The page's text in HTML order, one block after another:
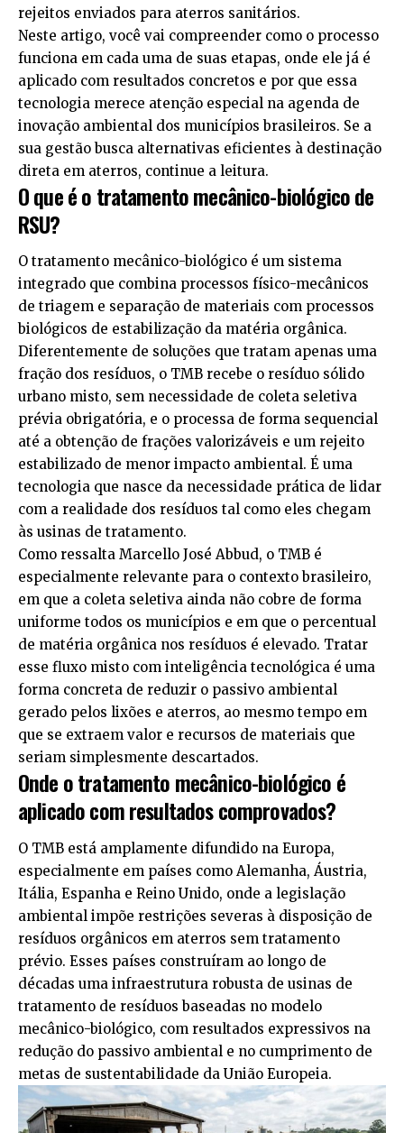
rejeitos enviados para aterros sanitários.
Neste artigo, você vai compreender como o processo
funciona em cada uma de suas etapas, onde ele já é
aplicado com resultados concretos e por que essa
tecnologia merece atenção especial na agenda de
inovação ambiental dos municípios brasileiros. Se a
sua gestão busca alternativas eficientes à destinação
direta em aterros, continue a leitura.
O que é o tratamento mecânico-biológico de
RSU?
O tratamento mecânico-biológico é um sistema
integrado que combina processos físico-mecânicos
de triagem e separação de materiais com processos
biológicos de estabilização da matéria orgânica.
Diferentemente de soluções que tratam apenas uma
fração dos resíduos, o TMB recebe o resíduo sólido
urbano misto, sem necessidade de coleta seletiva
prévia obrigatória, e o processa de forma sequencial
até a obtenção de frações valorizáveis e um rejeito
estabilizado de menor impacto ambiental. É uma
tecnologia que nasce da necessidade prática de lidar
com a realidade dos resíduos tal como eles chegam
às usinas de tratamento.
Como ressalta Marcello José Abbud, o TMB é
especialmente relevante para o contexto brasileiro,
em que a coleta seletiva ainda não cobre de forma
uniforme todos os municípios e em que o percentual
de matéria orgânica nos resíduos é elevado. Tratar
esse fluxo misto com inteligência tecnológica é uma
forma concreta de reduzir o passivo ambiental
gerado pelos lixões e aterros, ao mesmo tempo em
que se extraem valor e recursos de materiais que
seriam simplesmente descartados.
Onde o tratamento mecânico-biológico é
aplicado com resultados comprovados?
O TMB está amplamente difundido na Europa,
especialmente em países como Alemanha, Áustria,
Itália, Espanha e Reino Unido, onde a legislação
ambiental impõe restrições severas à disposição de
resíduos orgânicos em aterros sem tratamento
prévio. Esses países construíram ao longo de
décadas uma infraestrutura robusta de usinas de
tratamento de resíduos baseadas no modelo
mecânico-biológico, com resultados expressivos na
redução do passivo ambiental e no cumprimento de
metas de sustentabilidade da União Europeia.